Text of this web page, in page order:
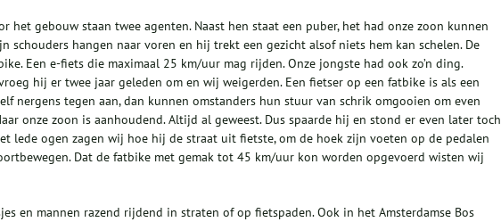
het gebouw staan twee agenten. Naast hen staat een puber, het had onze zoon kunnen
schouders hangen naar voren en hij trekt een gezicht alsof niets hem kan schelen. De
Een e-fiets die maximaal 25 km/uur mag rijden. Onze jongste had ook zo’n ding.
hij er twee jaar geleden om en wij weigerden. Een fietser op een fatbike is als een
nergens tegen aan, dan kunnen omstanders hun stuur van schrik omgooien om even
onze zoon is aanhoudend. Altijd al geweest. Dus spaarde hij en stond er even later toch
lede ogen zagen wij hoe hij de straat uit fietste, om de hoek zijn voeten op de pedalen
Dat de fatbike met gemak tot 45 km/uur kon worden opgevoerd wisten wij
en mannen razend rijdend in straten of op fietspaden. Ook in het Amsterdamse Bos